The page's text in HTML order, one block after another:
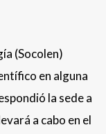
(Socolen)
en alguna
la sede a
a cabo en el